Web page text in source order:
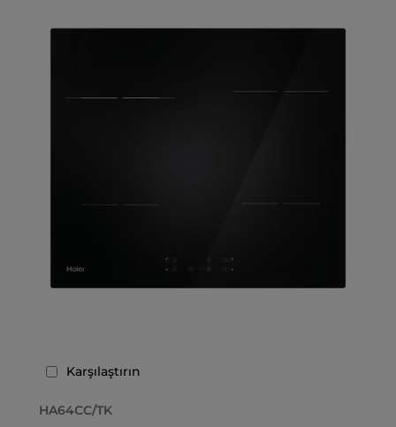
Karşılaştırın
HA64CC/TK